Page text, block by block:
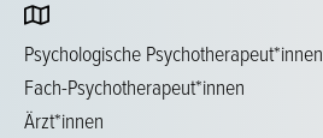
Psychologische Psychotherapeut*innen
Fach-Psychotherapeut*innen
Ärzt*innen